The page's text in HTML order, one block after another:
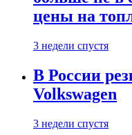
цены на
3 недели спустя
В России
Volkswagen
3 недели спустя